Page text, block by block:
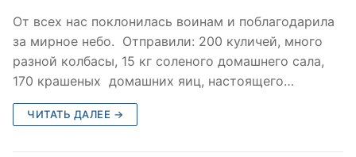
От всех нас поклонилась воинам и поблагодарила
за мирное небо. Отправили: 200 куличей, много
разной колбасы, 15 кг соленого домашнего сала,
170 крашеных домашних яиц, настоящего…
ЧИТАТЬ ДАЛЕЕ →